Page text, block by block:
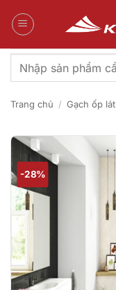
qua
Tìm
kiếm:
Trang chủ / Gạch ốp lát
-28%